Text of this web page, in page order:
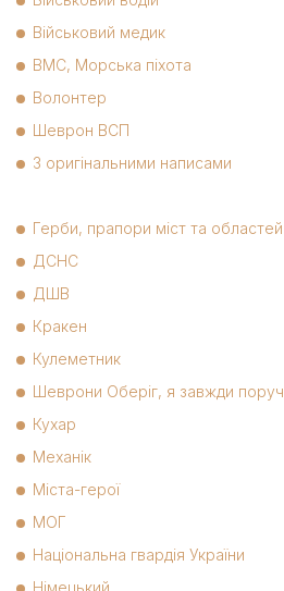
Військовий медик
ВМС, Морська піхота
Волонтер
Шеврон ВСП
З оригінальними написами
Герби, прапори міст та областей
ДСНС
ДШВ
Кракен
Кулеметник
Шеврони Оберіг, я завжди поруч
Кухар
Механік
Міста-герої
МОГ
Національна гвардія України